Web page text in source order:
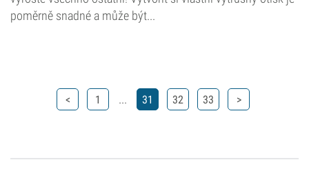
poměrně snadné a může být...
< 1 ... 31 32 33 >